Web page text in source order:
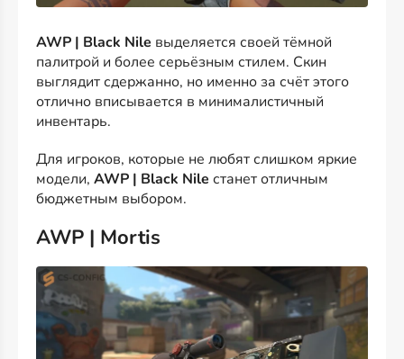
AWP | Black Nile выделяется своей тёмной
палитрой и более серьёзным стилем. Скин
выглядит сдержанно, но именно за счёт этого
отлично вписывается в минималистичный
инвентарь.
Для игроков, которые не любят слишком яркие
модели, AWP | Black Nile станет отличным
бюджетным выбором.
AWP | Mortis